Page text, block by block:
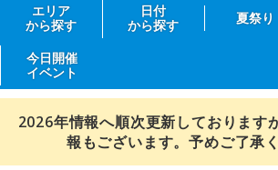
エリア
から探す
日付
から探す
夏祭り
今日開催
イベント
2026年情報へ順次更新しております
報もございます。予めご了承く